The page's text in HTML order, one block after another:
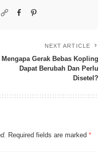
NEXT ARTICLE
Mengapa Gerak Bebas Kopling
Dapat Berubah Dan Perlu
Disetel?
Required fields are marked *